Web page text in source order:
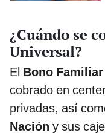
¿Cuándo se
Universal?
El Bono
cobrado en
privadas, así
Nación y sus